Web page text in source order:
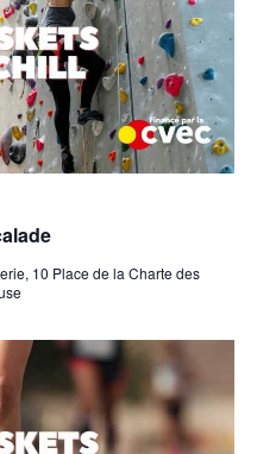
10 Place de la Charte des